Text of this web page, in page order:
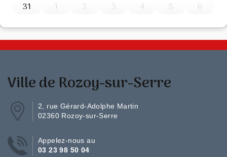
31
1 2 3 4 5 6
Ville de Rozoy-sur-Serre
2, rue Gérard-Adolphe Martin
02360 Rozoy-sur-Serre
Appelez-nous au
03 23 98 50 04